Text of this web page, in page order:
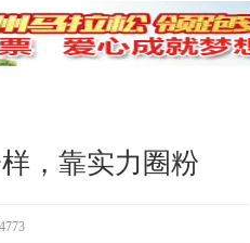
，靠实力圈粉